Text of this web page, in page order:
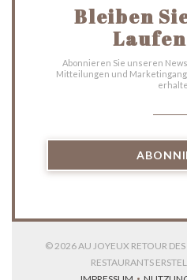
Bleiben
Abonnieren Sie unseren
Mitteilungen und
© 2026 AU JOYEUX RETOUR
RESTAURANTS